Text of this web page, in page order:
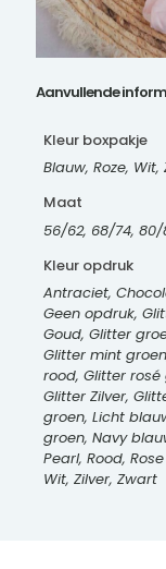
Aanvullende
Kleur boxpakje
Blauw, Roze,
Maat
56/62, 68/74, 80/
Kleur opdruk
Antraciet,
Geen opdruk,
Goud, Glitter
Glitter mint
rood, Glitter
Glitter Zilver,
groen, Licht
groen, Navy
Pearl, Rood,
Wit, Zilver, Zwart